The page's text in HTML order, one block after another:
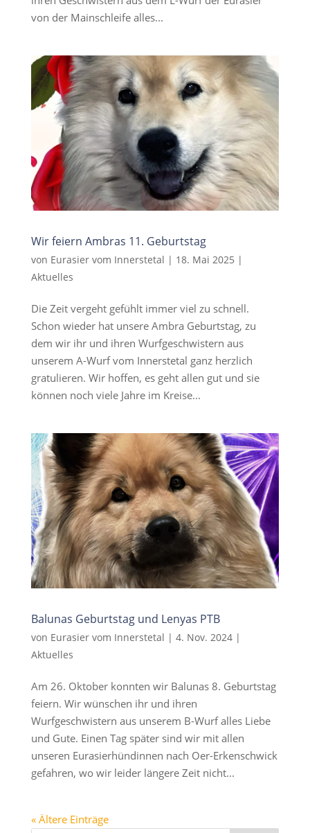
von der Mainschleife alles...
Wir feiern Ambras 11. Geburtstag
von Eurasier vom Innerstetal | 18. Mai 2025 |
Aktuelles
Die Zeit vergeht gefühlt immer viel zu schnell.
Schon wieder hat unsere Ambra Geburtstag, zu
dem wir ihr und ihren Wurfgeschwistern aus
unserem A-Wurf vom Innerstetal ganz herzlich
gratulieren. Wir hoffen, es geht allen gut und sie
können noch viele Jahre im Kreise...
Balunas Geburtstag und Lenyas PTB
von Eurasier vom Innerstetal | 4. Nov. 2024|
Aktuelles
Am 26. Oktober konnten wir Balunas 8. Geburtstag
feiern. Wir wünschen ihr und ihren
Wurfgeschwistern aus unserem B-Wurf alles Liebe
und Gute. Einen Tag später sind wir mit allen
unseren Eurasierhündinnen nach Oer-Erkenschwick
gefahren, wo wir leider längere Zeit nicht...
« Ältere Einträge